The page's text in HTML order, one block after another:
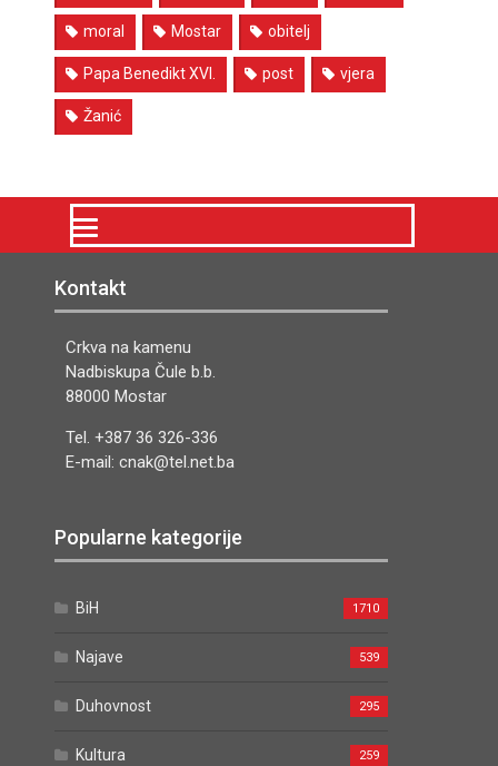
moral Mostar obitelj
Papa Benedikt XVI. post vjera
Žanić
Kontakt
Crkva na kamenu
Nadbiskupa Čule b.b.
88000 Mostar
Tel. +387 36 326-336
E-mail: cnak@tel.net.ba
Popularne kategorije
BiH 1710
Najave 539
Duhovnost 295
Kultura 259